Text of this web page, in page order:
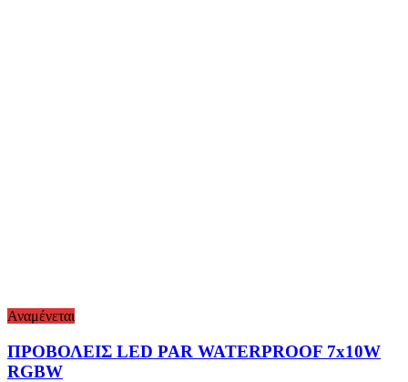
Αναμένεται
ΠΡΟΒΟΛΕΙΣ LED PAR WATERPROOF 7x10W
RGBW